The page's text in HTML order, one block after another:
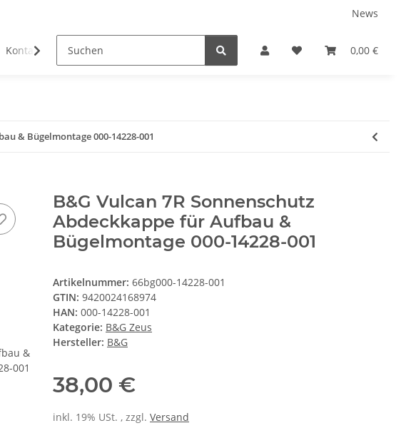
News
0,00 €
Kontakt Karriere
& Bügelmontage 000-14228-001
B&G Vulcan 7R Sonnenschutz
Abdeckkappe für Aufbau &
Bügelmontage 000-14228-001
Artikelnummer: 66bg000-14228-001
GTIN: 9420024168974
HAN: 000-14228-001
Kategorie: B&G Zeus
Hersteller: B&G
38,00 €
inkl. 19% USt. , zzgl. Versand